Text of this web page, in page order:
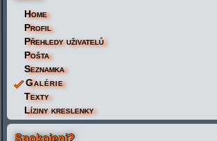
Home
Profil
Přehledy uživatelů
Pošta
Seznamka
Galérie
Texty
Líziny kreslenky